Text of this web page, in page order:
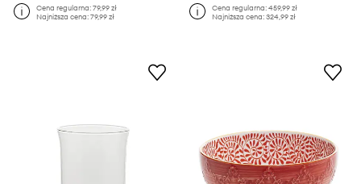
Cena regularna:79,99 zł
Najniższa cena:79,99 zł
Cena regularna:459,99 zł
Najniższa cena:324,99 zł